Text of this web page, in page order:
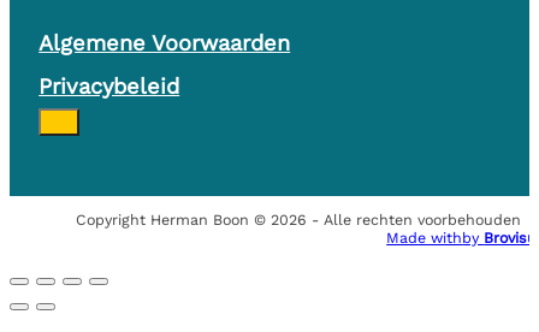
Algemene Voorwaarden
Privacybeleid
Copyright Herman Boon © 2026 - Alle rechten voorbehouden
Made withby